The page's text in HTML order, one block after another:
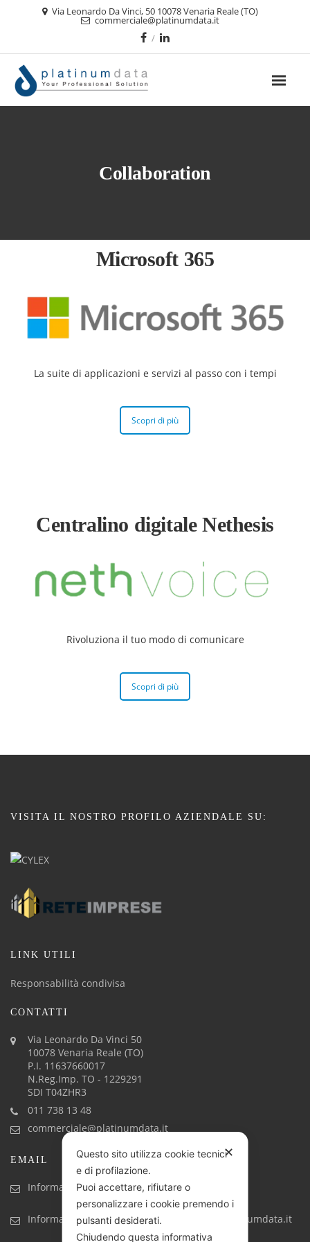
Via Leonardo Da Vinci, 50 10078 Venaria Reale (TO)
commerciale@platinumdata.it
Collaboration
Microsoft 365
La suite di applicazioni e servizi al passo con i tempi
Scopri di più
Centralino digitale Nethesis
Rivoluziona il tuo modo di comunicare
Scopri di più
VISITA IL NOSTRO PROFILO AZIENDALE SU:
LINK UTILI
Responsabilità condivisa
CONTATTI
Via Leonardo Da Vinci 50
10078 Venaria Reale (TO)
P.I. 11637660017
N.Reg.Imp. TO - 1229291
SDI T04ZHR3
011 738 13 48
commerciale@platinumdata.it
EMAIL
Informazioni generiche: info@platinumdata.it
Informazioni commerciali: commerciale@platinumdata.it
✕
Questo sito utilizza cookie tecnici
e di profilazione.
Puoi accettare, rifiutare o
personalizzare i cookie premendo i
pulsanti desiderati.
Chiudendo questa informativa